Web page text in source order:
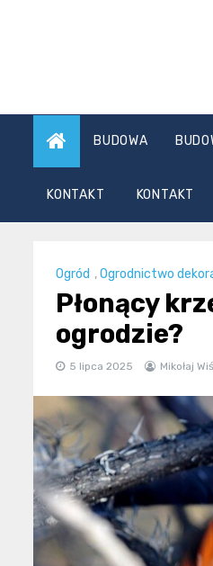
BUDOWA
KONTAKT KONTAKT
Ogród ,Ogrodnictwo
Płonący
ogrodzie?
5 lipca 2025 Mikołaj